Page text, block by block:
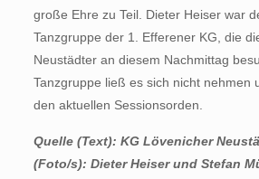
große Ehre zu Teil. Dieter Heiser war
Tanzgruppe der 1. Efferener KG, die
Neustädter an diesem Nachmittag
Tanzgruppe ließ es sich nicht nehmen
den aktuellen Sessionsorden.
Quelle (Text): KG Lövenicher
(Foto/s): Dieter Heiser und Stefan